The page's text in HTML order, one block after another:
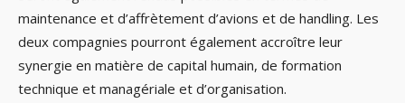
maintenance et d’affrètement d’avions et de handling. Les
deux compagnies pourront également accroître leur
synergie en matière de capital humain, de formation
technique et managériale et d’organisation.